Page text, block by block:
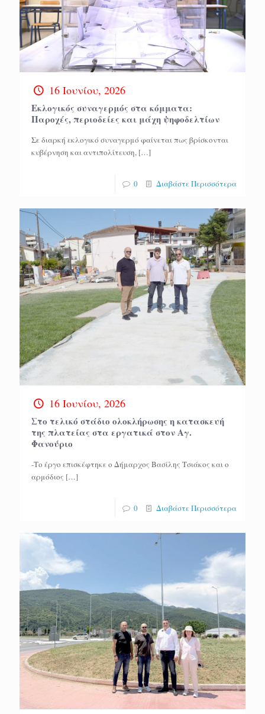
16 Ιουνίου, 2026
Εκλογικός συναγερμός στα κόμματα:
Παροχές, περιοδείες και μάχη ψηφοδελτίων
Σε διαρκή εκλογικό συναγερμό φαίνεται πως βρίσκονται
κυβέρνηση και αντιπολίτευση, […]
0 Διαβάστε Περισσότερα
16 Ιουνίου, 2026
Στο τελικό στάδιο ολοκλήρωσης η κατασκευή
της πλατείας στα εργατικά στον Αγ.
Φανούριο
-Το έργο επισκέφτηκε ο Δήμαρχος Βασίλης Τσιάκος και ο
αρμόδιος […]
0 Διαβάστε Περισσότερα